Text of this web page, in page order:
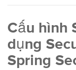
Cấu hình
dụng
Spring